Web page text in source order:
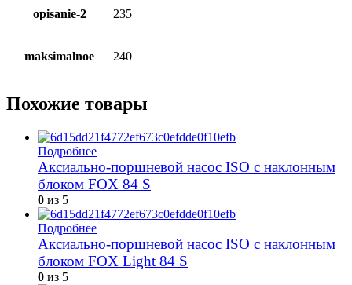
opisanie-2 235
maksimalnoe 240
Похожие товары
Подробнее
Аксиально-поршневой насос ISO с наклонным
блоком FOX 84 S
0 из 5
Подробнее
Аксиально-поршневой насос ISO с наклонным
блоком FOX Light 84 S
0 из 5